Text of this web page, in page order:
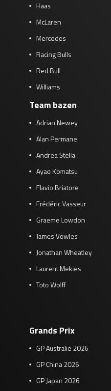
Haas
McLaren
Mercedes
Racing Bulls
Red Bull
Williams
Team bazen
Adrian Newey
Alan Permane
Andrea Stella
Ayao Komatsu
Flavio Briatore
Frédéric Vasseur
Graeme Lowdon
James Vowles
Jonathan Wheatley
Laurent Mekies
Toto Wolff
Grands Prix
GP Australië 2026
GP China 2026
GP Japan 2026